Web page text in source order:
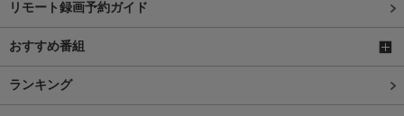
リモート録画予約ガイド
おすすめ番組
ランキング